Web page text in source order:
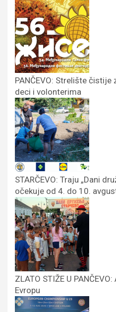
PANČEVO: Strelište
deci i volonterima
STARČEVO: Traju „Dani
očekuje od 4. do 10.
ZLATO STIŽE U
Evropu